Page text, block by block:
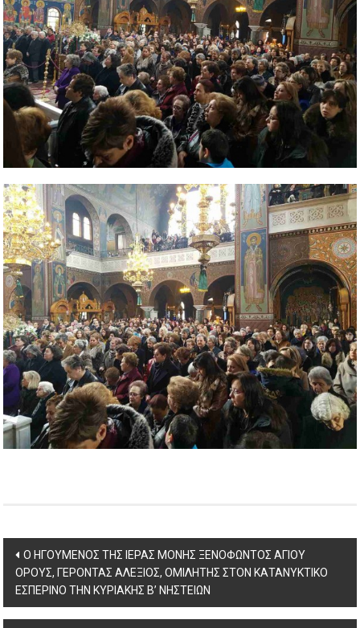
Post
navigation
Ο ΗΓΟΥΜΕΝΟΣ ΤΗΣ ΙΕΡΑΣ ΜΟΝΗΣ ΞΕΝΟΦΩΝΤΟΣ ΑΓΙΟΥ
ΟΡΟΥΣ, ΓΕΡΟΝΤΑΣ ΑΛΕΞΙΟΣ, ΟΜΙΛΗΤΗΣ ΣΤΟΝ ΚΑΤΑΝΥΚΤΙΚΟ
ΕΣΠΕΡΙΝΟ ΤΗΝ ΚΥΡΙΑΚΗΣ Β’ ΝΗΣΤΕΙΩΝ